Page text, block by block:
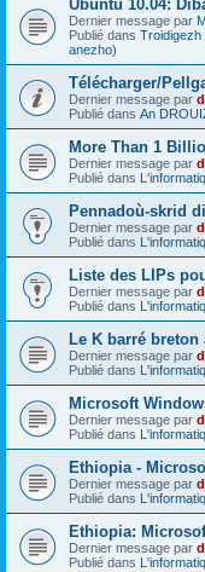
Ubuntu 10.04:
Dernier message par
Publié dans Troidigezh
anezho)
Télécharger/
Dernier message par
Publié dans An
More Than 1
Dernier message par
Publié dans
Pennadoù-skrid
Dernier message par
Publié dans
Liste des LIPs
Dernier message par
Publié dans
Le K barré breton
Dernier message par
Publié dans
Microsoft
Dernier message par
Publié dans
Ethiopia -
Dernier message par
Publié dans
Ethiopia:
Dernier message par
Publié dans